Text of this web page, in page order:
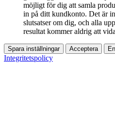
möjligt för dig att samla
in på ditt kundkonto. Det är
slutsatser om dig, och alla
resultat kommer aldrig att
Spara inställningar Acceptera
Integritetspolicy